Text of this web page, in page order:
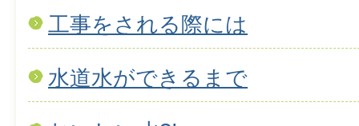
工事をされる際には
水道水ができるまで